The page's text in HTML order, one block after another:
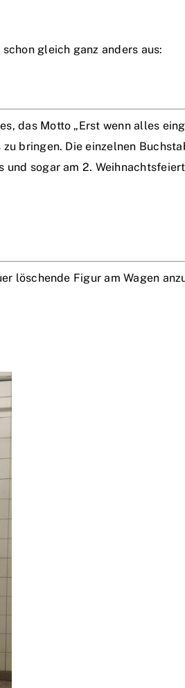
gleich ganz anders aus:
das Motto „Erst wenn alles
bringen. Die einzelnen
und sogar am 2.
löschende Figur am Wagen